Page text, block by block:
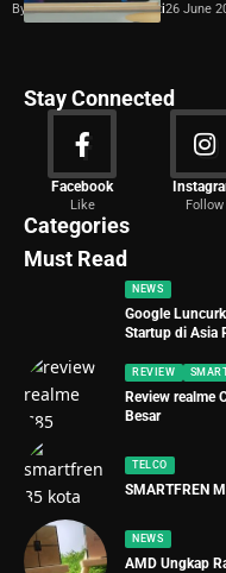
ByDimas Galih Windudjati26 June
Stay Connected
Facebook
Like Follow
Categories
News
2024 Articles
Must Read
NEWS
Google
Startup di Asia
REVIEW
Review realme
Besar
TELCO
SMARTFREN
NEWS
AMD Ungkap